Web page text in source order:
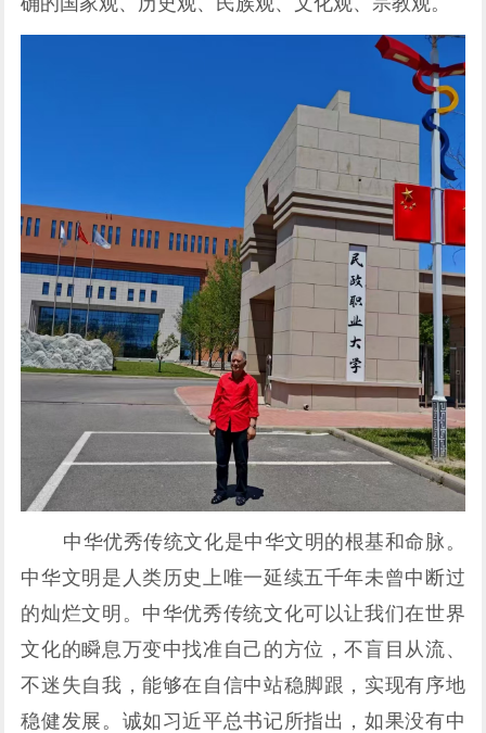
中华优秀传统文化是中华文明的根基和命脉。
中华文明是人类历史上唯一延续五千年未曾中断过
的灿烂文明。中华优秀传统文化可以让我们在世界
文化的瞬息万变中找准自己的方位，不盲目从流、
不迷失自我，能够在自信中站稳脚跟，实现有序地
稳健发展。诚如习近平总书记所指出，如果没有中